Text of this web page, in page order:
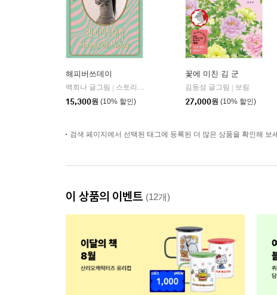
해피버쓰데이
백희나 글그림
스토리보울
15,300원 (10% 할인)
꽃에 미친 김 군
김동성 글그림
보림
27,000원 (10% 할인)
검색 페이지에서 선택된 태그에 등록된 더 많은 상품을 확인해 보
이 상품의 이벤트 (12개)